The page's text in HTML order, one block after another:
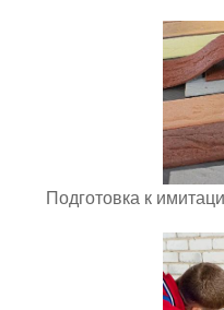
Подготовка к